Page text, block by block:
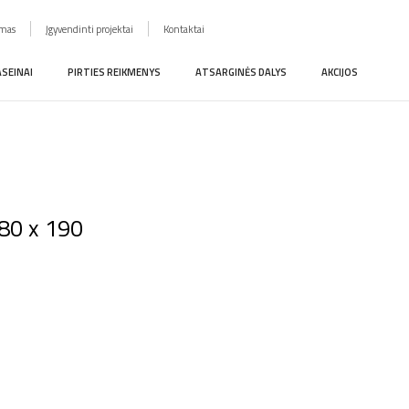
Įgyvendinti projektai Kontaktai
PIRTIES REIKMENYS ATSARGINĖS DALYS AKCIJOS
x 190